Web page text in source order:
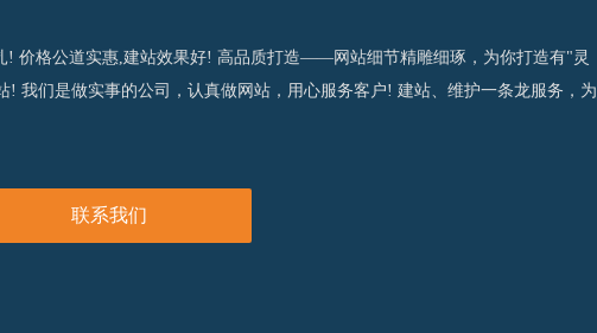
! 价格公道实惠,建站效果好! 高品质打造——网站细节精雕细琢，为你打造有"灵
我们是做实事的公司，认真做网站，用心服务客户! 建站、维护一条龙服务，为
联系我们